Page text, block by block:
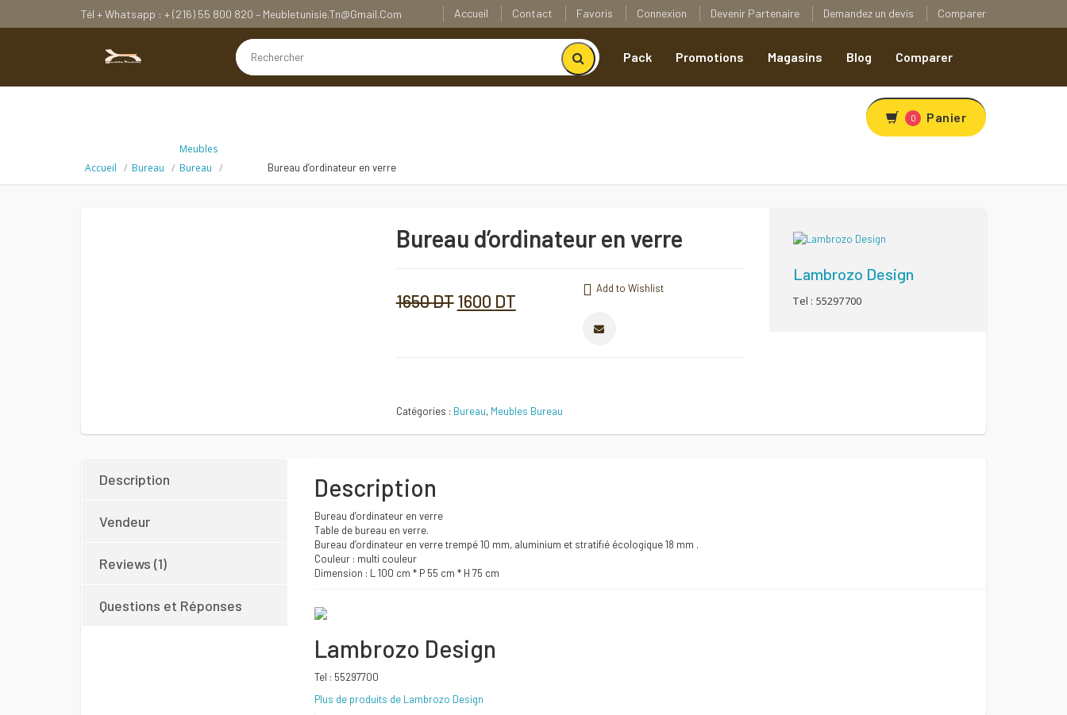
Accueil Contact Favoris Connexion Devenir Partenaire Demandez un devis Comparer
Tél + Whatsapp : + (216) 55 800 820 – Meubletunisie.tn@gmail.com
Pack Promotions Magasins Blog Comparer
0 Panier
Accueil Bureau
Meubles
Bureau
Bureau d’ordinateur en verre
Bureau d’ordinateur en verre
1650DT Le
était :
1600 DTLe
est :
Add to Wishlist
Bureau
d'ordinateur
Add to Wishlist
Catégories : Bureau, Meubles Bureau
Lambrozo Design
Tel : 55297700
Description
Vendeur
Reviews (1)
Questions et Réponses
Description
Bureau d’ordinateur en verre
Table de bureau en verre.
Bureau d’ordinateur en verre trempé 10 mm, aluminium et stratifié écologique 18 mm .
Couleur : multi couleur
Dimension : L 100 cm * P 55 cm * H 75 cm
Lambrozo Design
Tel : 55297700
Plus de produits de Lambrozo Design